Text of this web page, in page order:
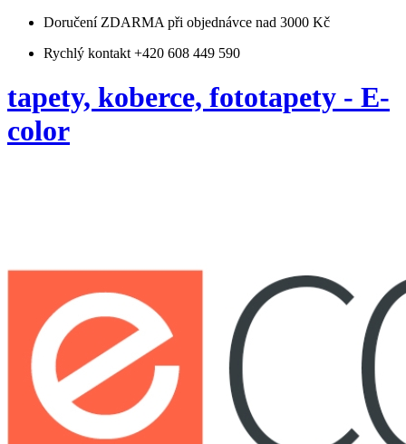
Doručení ZDARMA při objednávce nad 3000 Kč
Rychlý kontakt +420 608 449 590
tapety, koberce, fototapety - E-
color